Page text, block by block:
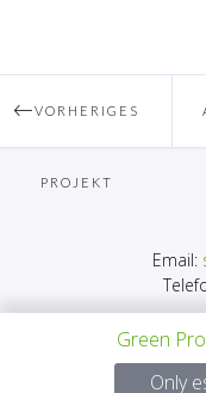
VORHERIGES
PROJEKT
Email:
Green
Only